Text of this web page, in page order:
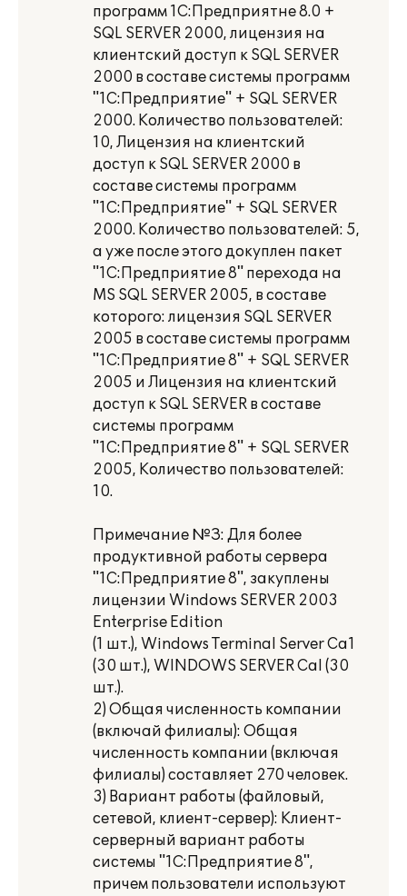
программ 1С:Предприятне 8.0 +
SQL SERVER 2000, лицензия на
клиентский доступ к SQL SERVER
2000 в составе системы программ
"1С:Предприятие" + SQL SERVER
2000. Количество пользователей:
10, Лицензия на клиентский
доступ к SQL SERVER 2000 в
составе системы программ
"1С:Предприятие" + SQL SERVER
2000. Количество пользователей: 5,
а уже после этого докуплен пакет
"1С:Предприятие 8" перехода на
МS SQL SERVER 2005, в составе
которого: лицензия SQL SERVER
2005 в составе системы программ
"1С:Предприятие 8" + SQL SERVER
2005 и Лицензия на клиентский
доступ к SQL SERVER в составе
системы программ
"1С:Предприятие 8" + SQL SERVER
2005, Количество пользователей:
10.
Примечание №З: Для более
продуктивной работы сервера
"1С:Предприятие 8", закуплены
лицензии Windows SERVER 2003
Enterprise Edition
(1 шт.), Windows Terminal Server Са1
(30 шт.), WINDOWS SERVER Саl (30
шт.).
2) Общая численность компании
(включай филиалы): Общая
численность компании (включая
филиалы) составляет 270 человек.
3) Вариант работы (файловый,
сетевой, клиент-сервер): Клиент-
серверный вариант работы
системы "1С:Предприятие 8",
причем пользователи используют